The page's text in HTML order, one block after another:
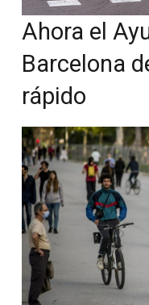
Ahora el
Barcelona
rápido